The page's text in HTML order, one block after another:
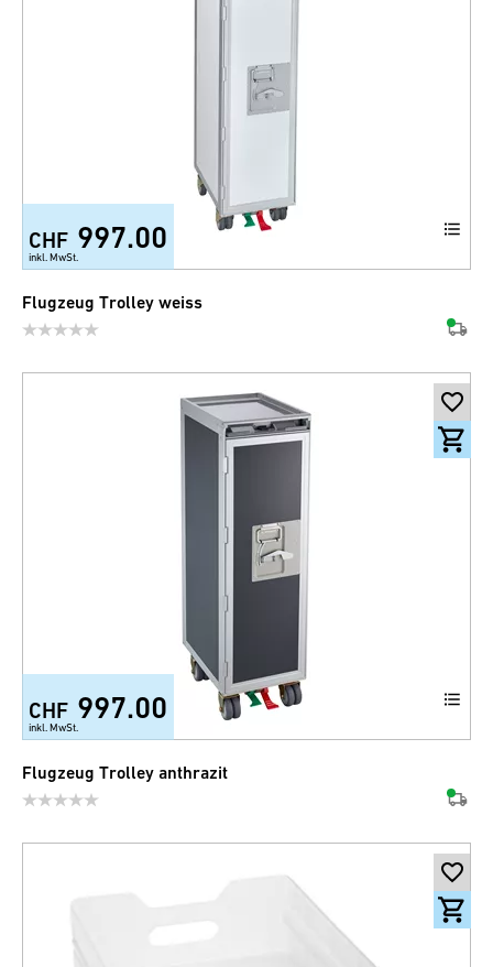
CHF 997.00
inkl. MwSt.
Flugzeug Trolley weiss
CHF 997.00
inkl. MwSt.
Flugzeug Trolley anthrazit